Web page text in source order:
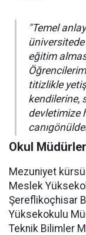
"Temel
eğitim
titizlikle
kendilerine,
devletimize
Okul
Mezuniyet
Meslek
Şereflikoçhisar
Yüksekokulu
Teknik Bilimler